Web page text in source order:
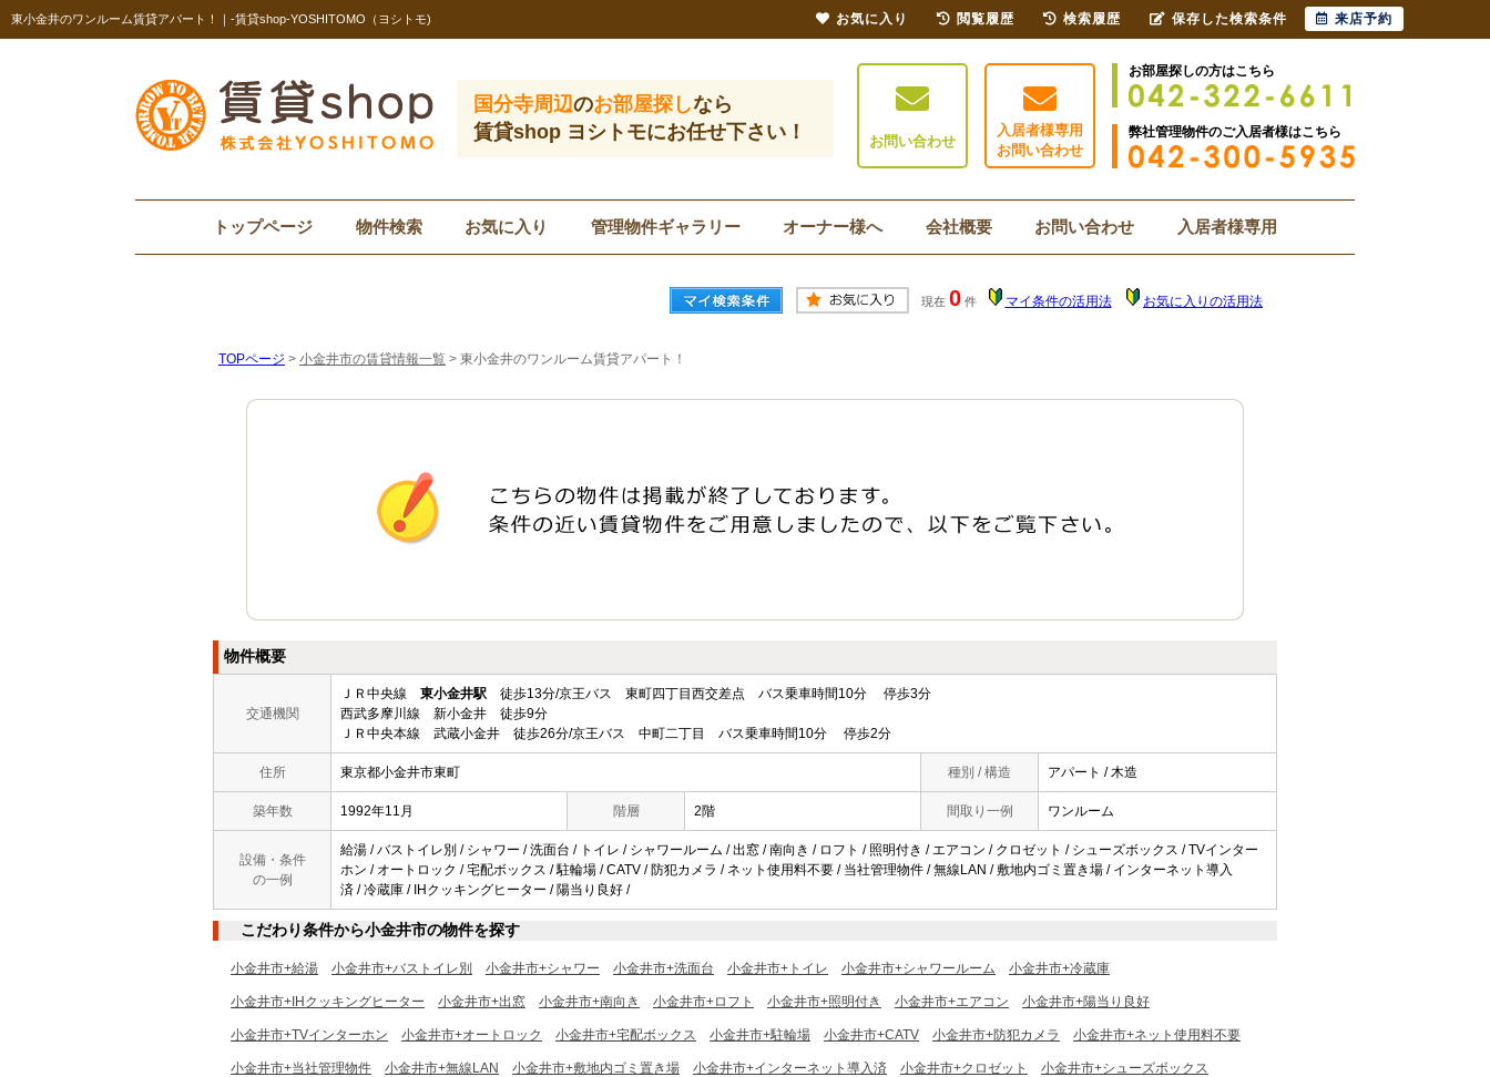
東小金井のワンルーム賃貸アパート！｜-賃貸shop-YOSHITOMO（ヨシトモ)
国分寺周辺のお部屋探しなら
賃貸shop ヨシトモにお任せ下さい！
お問い合わせ
入居者様専用
お問い合わせ
お部屋探しの方はこちら
弊社管理物件のご入居者様はこちら
トップページ 物件検索 お気に入り 管理物件ギャラリー オーナー様へ 会社概要 お問い合わせ 入居者様専用
現在 0 件 マイ条件の活用法 お気に入りの活用法
TOPページ > 小金井市の賃貸情報一覧 > 東小金井のワンルーム賃貸アパート！
物件概要
交通機関
ＪＲ中央線 東小金井駅 徒歩13分/京王バス 東町四丁目西交差点 バス乗車時間10分 停歩3分
西武多摩川線 新小金井 徒歩9分
ＪＲ中央本線 武蔵小金井 徒歩26分/京王バス 中町二丁目 バス乗車時間10分 停歩2分
住所 東京都小金井市東町 種別 / 構造 アパート / 木造
築年数 1992年11月 階層 2階 間取り一例 ワンルーム
設備・条件
の一例
給湯 / バストイレ別 / シャワー / 洗面台 / トイレ / シャワールーム / 出窓 / 南向き / ロフト / 照明付き / エアコン / クロゼット / シューズボックス / TVインター
ホン / オートロック / 宅配ボックス / 駐輪場 / CATV / 防犯カメラ / ネット使用料不要 / 当社管理物件 / 無線LAN / 敷地内ゴミ置き場 / インターネット導入
済 / 冷蔵庫 / IHクッキングヒーター / 陽当り良好 /
こだわり条件から小金井市の物件を探す
小金井市+給湯 小金井市+バストイレ別 小金井市+シャワー 小金井市+洗面台 小金井市+トイレ 小金井市+シャワールーム 小金井市+冷蔵庫
小金井市+IHクッキングヒーター 小金井市+出窓 小金井市+南向き 小金井市+ロフト 小金井市+照明付き 小金井市+エアコン 小金井市+陽当り良好
小金井市+TVインターホン 小金井市+オートロック 小金井市+宅配ボックス 小金井市+駐輪場 小金井市+CATV 小金井市+防犯カメラ 小金井市+ネット使用料不要
小金井市+当社管理物件 小金井市+無線LAN 小金井市+敷地内ゴミ置き場 小金井市+インターネット導入済 小金井市+クロゼット 小金井市+シューズボックス
お気に入り 閲覧履歴 検索履歴 保存した検索条件 来店予約